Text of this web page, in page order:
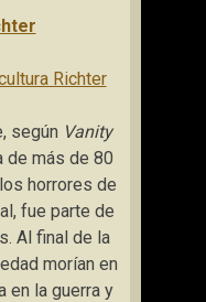
según Vanity
de más de 80
horrores de
fue parte de
Al final de la
morían en
en la guerra y